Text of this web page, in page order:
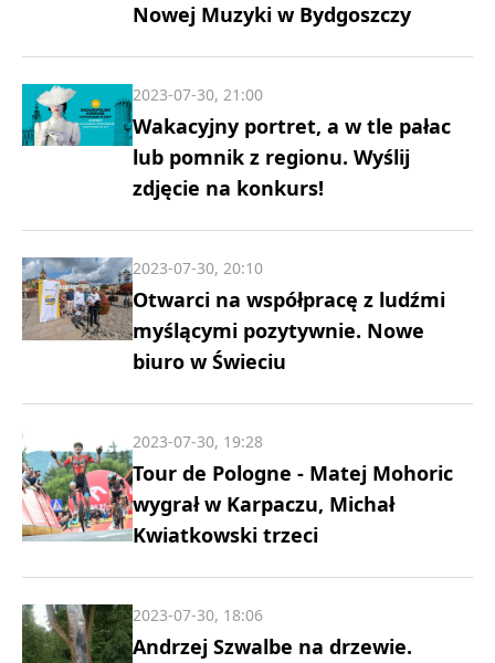
Nowej Muzyki w Bydgoszczy
Wakacyjny portret, a w tle pałac
lub pomnik z regionu. Wyślij
zdjęcie na konkurs!
2023-07-30, 21:00
Otwarci na współpracę z ludźmi
myślącymi pozytywnie. Nowe
biuro w Świeciu
2023-07-30, 20:10
Tour de Pologne - Matej Mohoric
wygrał w Karpaczu, Michał
Kwiatkowski trzeci
2023-07-30, 19:28
Andrzej Szwalbe na drzewie.
2023-07-30, 18:06